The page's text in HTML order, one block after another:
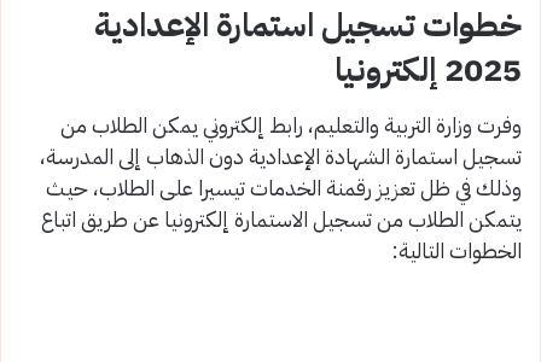
خطوات تسجيل استمارة الإعدادية
2025 إلكترونيا
وفرت وزارة التربية والتعليم، رابط إلكتروني يمكن الطلاب من
تسجيل استمارة الشهادة الإعدادية دون الذهاب إلى المدرسة،
وذلك في ظل تعزيز رقمنة الخدمات تيسيرا على الطلاب، حيث
يتمكن الطلاب من تسجيل الاستمارة إلكترونيا عن طريق اتباع
الخطوات التالية: